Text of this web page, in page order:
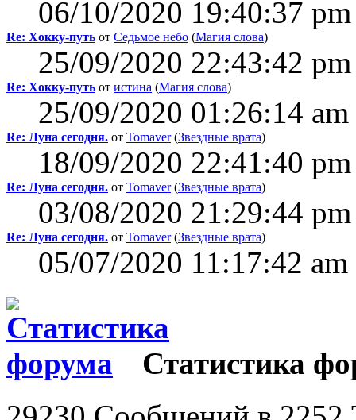
06/10/2020 19:40:37 pm
Re: Хокку-путь от Седьмое небо (Магия слова)
25/09/2020 22:43:42 pm
Re: Хокку-путь от истина (Магия слова)
25/09/2020 01:26:14 am
Re: Луна сегодня. от Tomaver(Звездные врата)
18/09/2020 22:41:40 pm
Re: Луна сегодня. от Tomaver(Звездные врата)
03/08/2020 21:29:44 pm
Re: Луна сегодня. от Tomaver(Звездные врата)
05/07/2020 11:17:42 am
Статистика